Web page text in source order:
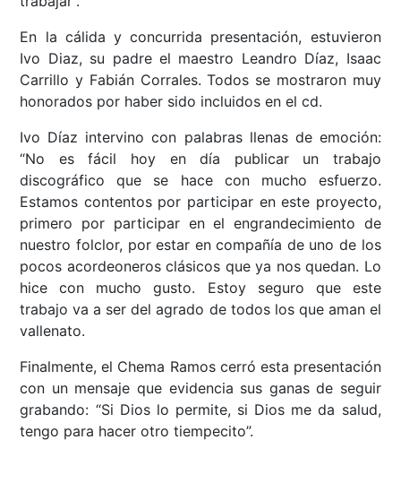
En la cálida y concurrida presentación, estuvieron
Ivo Diaz, su padre el maestro Leandro Díaz, Isaac
Carrillo y Fabián Corrales. Todos se mostraron muy
honorados por haber sido incluidos en el cd.
Ivo Díaz intervino con palabras llenas de emoción:
“No es fácil hoy en día publicar un trabajo
discográfico que se hace con mucho esfuerzo.
Estamos contentos por participar en este proyecto,
primero por participar en el engrandecimiento de
nuestro folclor, por estar en compañía de uno de los
pocos acordeoneros clásicos que ya nos quedan. Lo
hice con mucho gusto. Estoy seguro que este
trabajo va a ser del agrado de todos los que aman el
vallenato.
Finalmente, el Chema Ramos cerró esta presentación
con un mensaje que evidencia sus ganas de seguir
grabando: “Si Dios lo permite, si Dios me da salud,
tengo para hacer otro tiempecito”.